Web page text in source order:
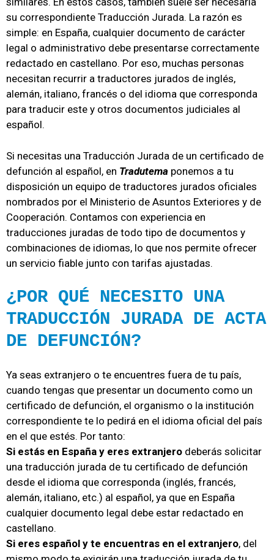
su correspondiente Traducción Jurada. La razón es
simple: en España, cualquier documento de carácter
legal o administrativo debe presentarse correctamente
redactado en castellano. Por eso, muchas personas
necesitan recurrir a traductores jurados de inglés,
alemán, italiano, francés o del idioma que corresponda
para traducir este y otros documentos judiciales al
español.
Si necesitas una Traducción Jurada de un certificado de
defunción al español, en Tradutema ponemos a tu
disposición un equipo de traductores jurados oficiales
nombrados por el Ministerio de Asuntos Exteriores y de
Cooperación. Contamos con experiencia en
traducciones juradas de todo tipo de documentos y
combinaciones de idiomas, lo que nos permite ofrecer
un servicio fiable junto con tarifas ajustadas.
¿POR QUÉ NECESITO UNA
TRADUCCIÓN JURADA DE ACTA
DE DEFUNCIÓN?
Ya seas extranjero o te encuentres fuera de tu país,
cuando tengas que presentar un documento como un
certificado de defunción, el organismo o la institución
correspondiente te lo pedirá en el idioma oficial del país
en el que estés. Por tanto:
Si estás en España y eres extranjero deberás solicitar
una traducción jurada de tu certificado de defunción
desde el idioma que corresponda (inglés, francés,
alemán, italiano, etc.) al español, ya que en España
cualquier documento legal debe estar redactado en
castellano.
Si eres español y te encuentras en el extranjero, del